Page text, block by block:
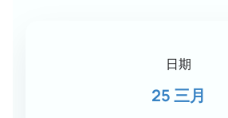
日期
25 三月